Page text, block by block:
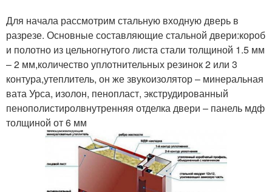
Для начала рассмотрим стальную входную дверь в
разрезе. Основные составляющие стальной двери:короб
и полотно из цельногнутого листа стали толщиной 1.5 мм
– 2 мм,количество уплотнительных резинок 2 или 3
контура,утеплитель, он же звукоизолятор – минеральная
вата Урса, изолон, пенопласт, экструдированный
пенополистиролвнутренняя отделка двери – панель мдф
толщиной от 6 мм